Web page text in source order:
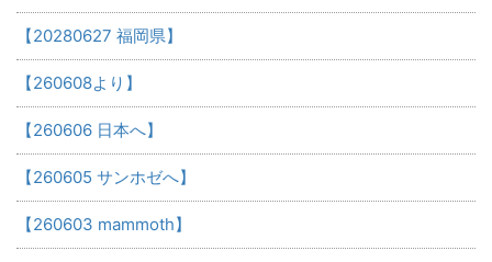
【20280627 福岡県】
【260608より】
【260606 日本へ】
【260605 サンホゼへ】
【260603 mammoth】